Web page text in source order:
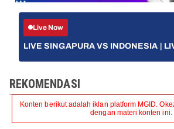
Live Now
LIVE SINGAPURA VS INDONESIA |